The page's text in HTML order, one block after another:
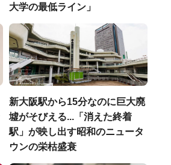
大学の最低ライン」
新大阪駅から15分なのに巨大廃
墟がそびえる...「消えた終着
駅」が映し出す昭和のニュータ
ウンの栄枯盛衰